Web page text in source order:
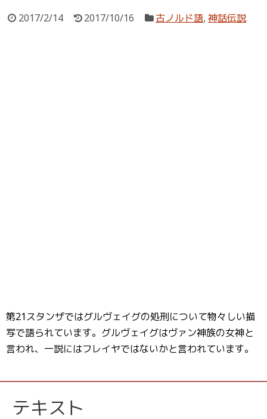
2017/2/14 2017/10/16 古ノルド語,神話伝説
第21スタンザではグルヴェイグの処刑について物々しい描
写で語られています。グルヴェイグはヴァン神族の女神と
言われ、一説にはフレイヤではないかと言われています。
テキスト